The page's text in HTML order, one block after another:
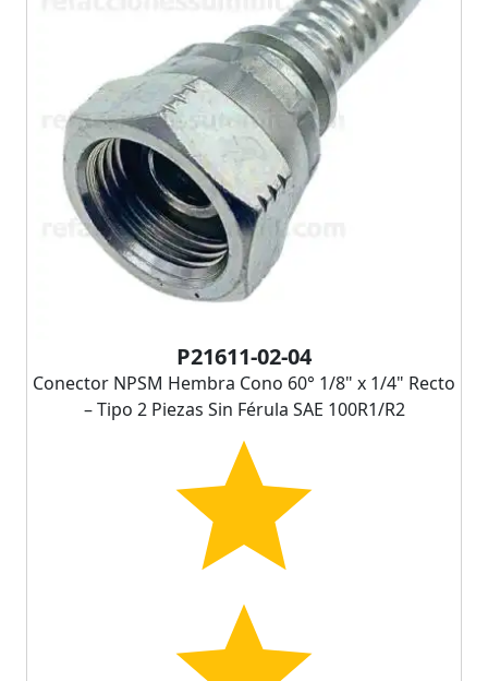
P21611-02-04
Conector NPSM Hembra Cono 60° 1/8" x 1/4" Recto
– Tipo 2 Piezas Sin Férula SAE 100R1/R2